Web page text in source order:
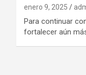
enero 9, 2025
Para continuar
fortalecer aún